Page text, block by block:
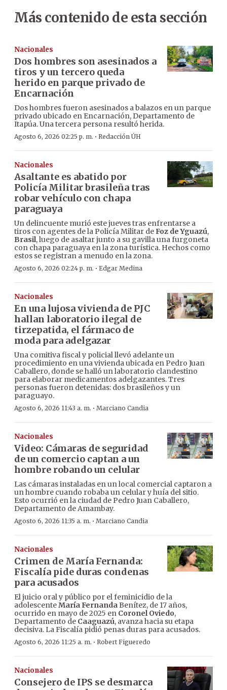
Más contenido de esta sección
Nacionales
Dos hombres son asesinados a
tiros y un tercero queda
herido en parque privado de
Encarnación
Dos hombres fueron asesinados a balazos en un parque
privado ubicado en Encarnación, Departamento de
Itapúa. Una tercera persona resultó herida.
Agosto 6, 2026 02:25 p. m. · Redacción ÚH
Nacionales
Asaltante es abatido por
Policía Militar brasileña tras
robar vehículo con chapa
paraguaya
Un delincuente murió este jueves tras enfrentarse a
tiros con agentes de la Policía Militar deFoz de Yguazú,
Brasil, luego de asaltar junto a su gavilla una furgoneta
con chapa paraguaya en la zona turística. Hechos como
estos se registran a menudo en la zona.
Agosto 6, 2026 02:24 p. m. · Edgar Medina
Nacionales
En una lujosa vivienda de PJC
hallan laboratorio ilegal de
tirzepatida, el fármaco de
moda para adelgazar
Una comitiva fiscal y policial llevó adelante un
procedimiento en una vivienda ubicada en Pedro Juan
Caballero, donde se halló un laboratorio clandestino
para elaborar medicamentos adelgazantes. Tres
personas fueron detenidas: dos brasileños y un
paraguayo.
Agosto 6, 2026 11:43 a. m. · Marciano Candia
Nacionales
Video: Cámaras de seguridad
de un comercio captan a un
hombre robando un celular
Las cámaras instaladas en un local comercial captaron a
un hombre cuando robaba un celular y huía del sitio.
Esto ocurrió en la ciudad de Pedro Juan Caballero,
Departamento de Amambay.
Agosto 6, 2026 11:35 a. m. · Marciano Candia
Nacionales
Crimen de María Fernanda:
Fiscalía pide duras condenas
para acusados
El juicio oral y público por el feminicidio de la
adolescenteMaría FernandaBenítez, de 17 años,
ocurrido en mayo de 2025 en Coronel Oviedo,
Departamento de Caaguazú, avanza hacia su etapa
decisiva. La Fiscalía pidió penas duras para acusados.
Agosto 6, 2026 11:25 a. m. · Robert Figueredo
Nacionales
Consejero de IPS se desmarca